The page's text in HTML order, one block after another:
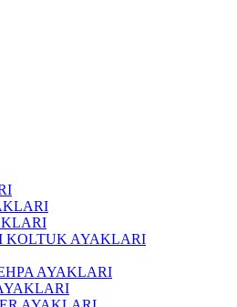
KOLTUK AYAKLARI
AYAKLARI